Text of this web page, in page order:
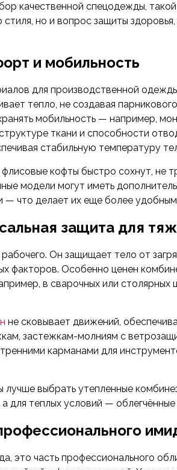
качественной спецодежды, такой
но и вопрос защиты
и мобильность
для производственной
тепло, не создавая
мобильность — например,
ткани и способности
стабильную температуру
кофты быстро сохнут, не
модели могут иметь
— что делает их еще более
защита для
Он защищает тело от
факторов. Особенно ценен
в сварочных или столярных
не сковывает движений,
застежкам-молниям с
карманами для
лучше выбрать утепленные
для теплых условий —
это часть профессионального